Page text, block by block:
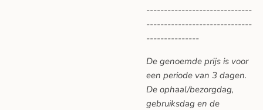
------------------------------
------------------------------
---------------
De genoemde prijs is voor
een periode van 3 dagen.
De ophaal/bezorgdag,
gebruiksdag en de